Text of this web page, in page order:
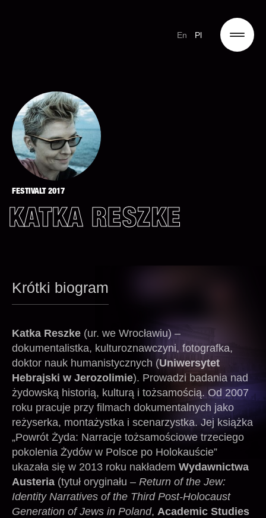
Pl
En
FESTIVALT 2017
KATKA RESZKE
Krótki biogram
Katka Reszke (ur. we Wrocławiu) –
dokumentalistka, kulturoznawczyni, fotografka,
doktor nauk humanistycznych (Uniwersytet
Hebrajski w Jerozolimie). Prowadzi badania nad
żydowską historią, kulturą i tożsamością. Od 2007
roku pracuje przy filmach dokumentalnych jako
reżyserka, montażystka i scenarzystka. Jej książka
„Powrót Żyda: Narracje tożsamościowe trzeciego
pokolenia Żydów w Polsce po Holokauście”
ukazała się w 2013 roku nakładem Wydawnictwa
Austeria (tytuł oryginału – Return of the Jew:
Identity Narratives of the Third Post-Holocaust
Generation of Jews in Poland, Academic Studies